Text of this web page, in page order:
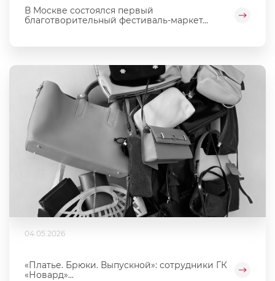
В Москве состоялся первый
благотворительный фестиваль‑маркет...
04.05.2026
«Платье. Брюки. Выпускной»: сотрудники ГК
«Новард»...